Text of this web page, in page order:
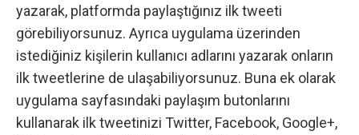
yazarak, platformda paylaştığınız ilk tweeti
görebiliyorsunuz. Ayrıca uygulama üzerinden
istediğiniz kişilerin kullanıcı adlarını yazarak onların
ilk tweetlerine de ulaşabiliyorsunuz. Buna ek olarak
uygulama sayfasındaki paylaşım butonlarını
kullanarak ilk tweetinizi Twitter, Facebook, Google+,